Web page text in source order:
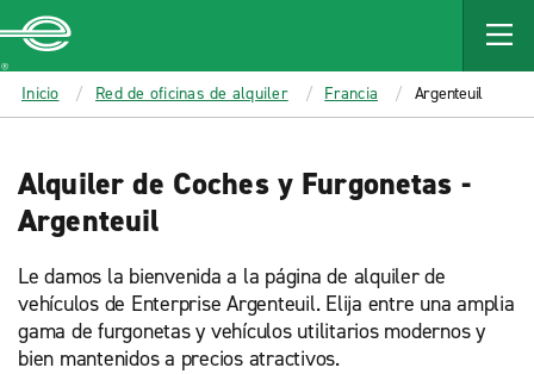
MAIN
CONTENT
Enterprise
Inicio Red de oficinas de alquiler Francia Argenteuil
Alquiler de Coches y Furgonetas -
Argenteuil
Le damos la bienvenida a la página de alquiler de
vehículos de Enterprise Argenteuil. Elija entre una amplia
gama de furgonetas y vehículos utilitarios modernos y
bien mantenidos a precios atractivos.